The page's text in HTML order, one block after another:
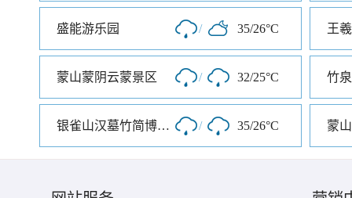
盛能游乐园 / 35/26°C 王
蒙山蒙阴云蒙景区 / 32/25°C 竹
银雀山汉墓竹简博物馆 / 35/26°C 蒙山